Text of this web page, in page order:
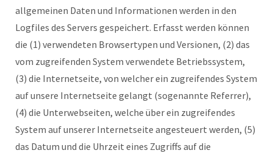
allgemeinen Daten und Informationen werden in den
Logfiles des Servers gespeichert. Erfasst werden können
die (1) verwendeten Browsertypen und Versionen, (2) das
vom zugreifenden System verwendete Betriebssystem,
(3) die Internetseite, von welcher ein zugreifendes System
auf unsere Internetseite gelangt (sogenannte Referrer),
(4) die Unterwebseiten, welche über ein zugreifendes
System auf unserer Internetseite angesteuert werden, (5)
das Datum und die Uhrzeit eines Zugriffs auf die